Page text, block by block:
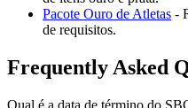
Pacote Ouro de Atletas -
de requisitos.
Frequently Asked
Qual é a data de término do